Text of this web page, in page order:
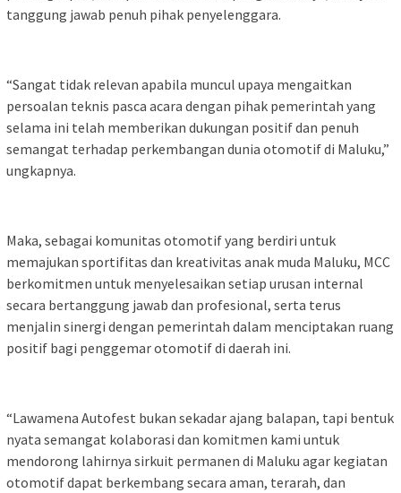
tanggung jawab penuh pihak penyelenggara.
“Sangat tidak relevan apabila muncul upaya mengaitkan
persoalan teknis pasca acara dengan pihak pemerintah yang
selama ini telah memberikan dukungan positif dan penuh
semangat terhadap perkembangan dunia otomotif di Maluku,”
ungkapnya.
Maka, sebagai komunitas otomotif yang berdiri untuk
memajukan sportifitas dan kreativitas anak muda Maluku, MCC
berkomitmen untuk menyelesaikan setiap urusan internal
secara bertanggung jawab dan profesional, serta terus
menjalin sinergi dengan pemerintah dalam menciptakan ruang
positif bagi penggemar otomotif di daerah ini.
“Lawamena Autofest bukan sekadar ajang balapan, tapi bentuk
nyata semangat kolaborasi dan komitmen kami untuk
mendorong lahirnya sirkuit permanen di Maluku agar kegiatan
otomotif dapat berkembang secara aman, terarah, dan